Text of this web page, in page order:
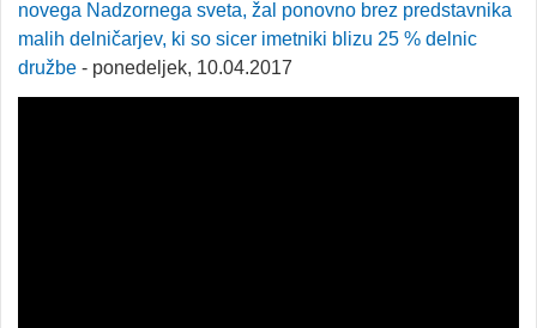
novega Nadzornega sveta, žal ponovno brez predstavnika
malih delničarjev, ki so sicer imetniki blizu 25 % delnic
družbe - ponedeljek, 10.04.2017